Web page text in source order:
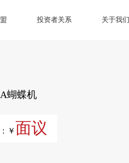
投资者关系 关于我们
蝴蝶机
￥面议